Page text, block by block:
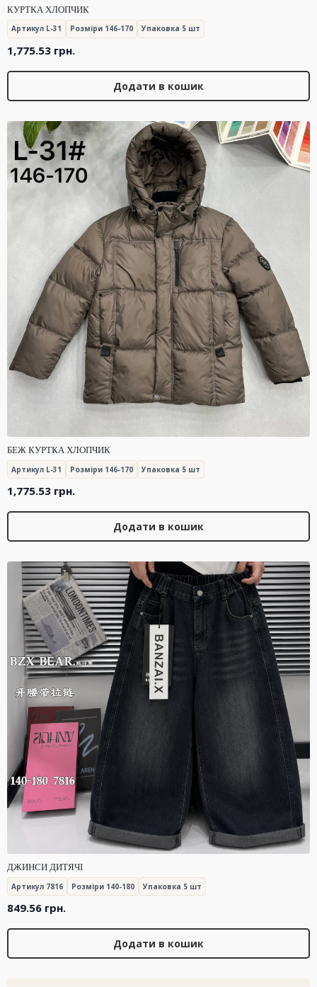
КУРТКА ХЛОПЧИК
Артикул L-31 Розміри 146-170 Упаковка 5 шт
1,775.53 грн.
Додати в кошик
БЕЖ КУРТКА ХЛОПЧИК
Артикул L-31 Розміри 146-170 Упаковка 5 шт
1,775.53 грн.
Додати в кошик
ДЖИНСИ ДИТЯЧІ
Артикул 7816 Розміри 140-180 Упаковка 5 шт
849.56 грн.
Додати в кошик